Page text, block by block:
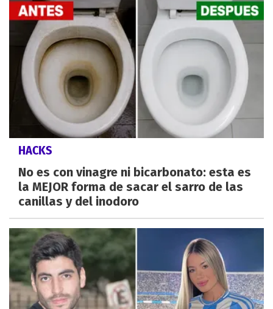
HACKS
No es con vinagre ni bicarbonato: esta es
la MEJOR forma de sacar el sarro de las
canillas y del inodoro